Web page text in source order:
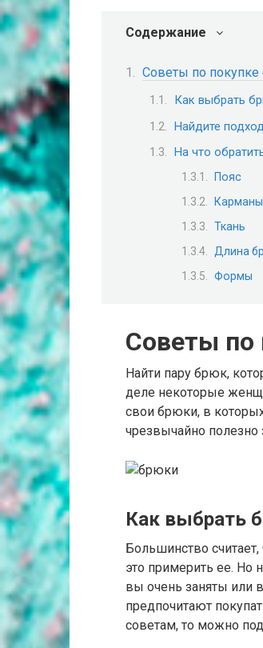
Содержание
Советы по
Как выбрать
Найдите
На что
Пояс
Карманы
Ткань
Длина
Формы
Советы по
Найти пару брюк,
деле некоторые
свои брюки, в
чрезвычайно полезно
Как выбрать
Большинство
это примерить ее. Но
вы очень заняты или
предпочитают
советам, то можно